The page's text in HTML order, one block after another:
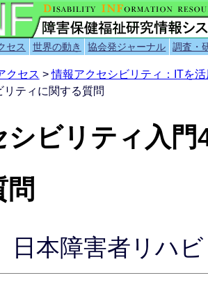
セス 世界の動き 協会発ジャーナル 調査・
クセス >情報アクセシビリティ：ITを
リティに関する質問
シビリティ入
日本障害者リハ